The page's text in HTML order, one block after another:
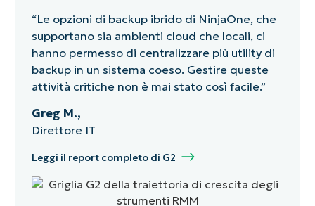
“Le opzioni di backup ibrido di NinjaOne, che
supportano sia ambienti cloud che locali, ci
hanno permesso di centralizzare più utility di
backup in un sistema coeso. Gestire queste
attività critiche non è mai stato così facile.”
Greg M.,
Direttore IT
Leggi il report completo di G2